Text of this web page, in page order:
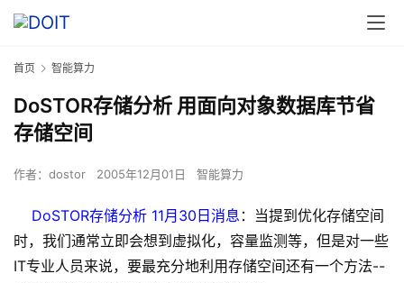
首页 智能算力
DoSTOR存储分析 用面向对象数据库节省
存储空间
作者： dostor 2005年12月01日 智能算力
DoSTOR存储分析 11月30日消息 ：当提到优化存储空间
时，我们通常立即会想到虚拟化，容量监测等，但是对一些
IT专业人员来说，要最充分地利用存储空间还有一个方法--